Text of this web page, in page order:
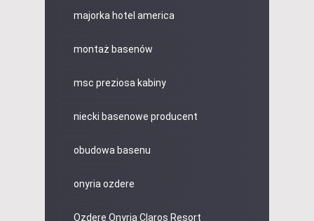
majorka hotel america
montaż basenów
msc preziosa kabiny
niecki basenowe producent
obudowa basenu
onyria ozdere
Ozdere Onyria Claros Resort